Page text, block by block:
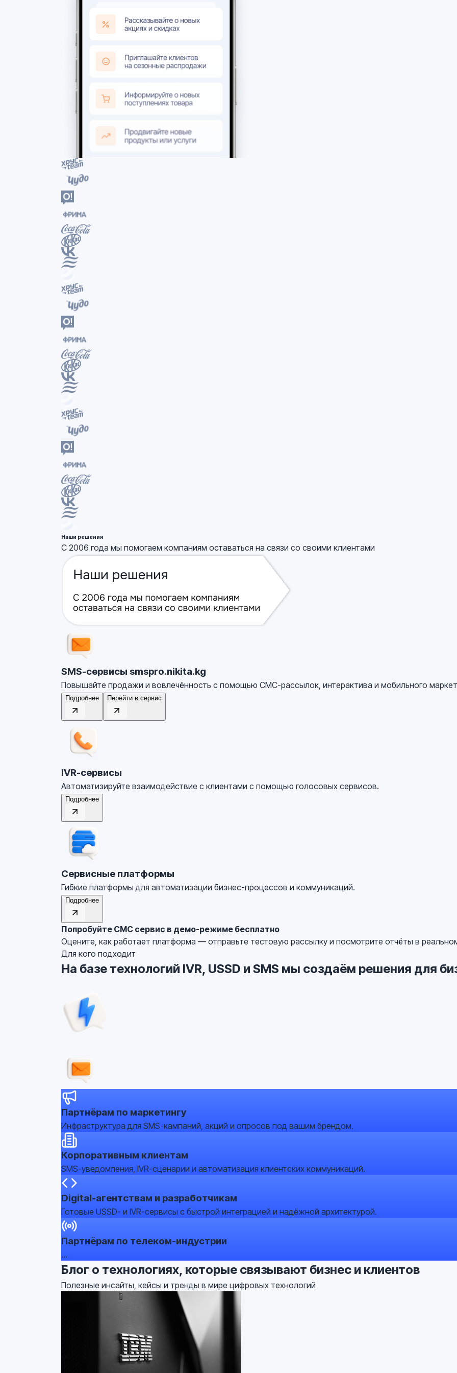
Наши решения
С 2006 года мы помогаем компаниям оставаться на связи со своими клиентами
SMS-сервисы smspro.nikita.kg
Повышайте продажи и вовлечённость с помощью СМС-рассылок, интерактива и мобильного
Подробнее Перейти в сервис
IVR-сервисы
Автоматизируйте взаимодействие с клиентами с помощью голосовых сервисов.
Подробнее
Сервисные платформы
Гибкие платформы для автоматизации бизнес-процессов и коммуникаций.
Подробнее
Попробуйте СМС сервис в демо-режиме бесплатно
Оцените, как работает платформа — отправьте тестовую рассылку и посмотрите отчёты в
Для кого подходит
На базе технологий IVR, USSD и SMS мы создаём решения для
Партнёрам по маркетингу
Инфраструктура для SMS-кампаний, акций и опросов под вашим брендом.
Корпоративным клиентам
SMS-уведомления, IVR-сценарии и автоматизация клиентских коммуникаций.
Digital-агентствам и разработчикам
Готовые USSD- и IVR-сервисы с быстрой интеграцией и надёжной архитектурой.
Партнёрам по телеком-индустрии
...
Блог о технологиях, которые связывают бизнес и клиентов
Полезные инсайты, кейсы и тренды в мире цифровых технологий